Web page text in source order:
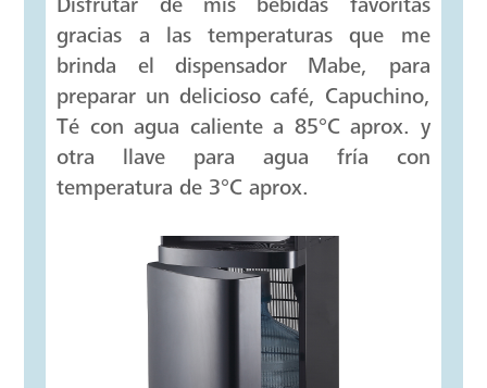
Disfrutar de mis bebidas favoritas
gracias a las temperaturas que me
brinda el dispensador Mabe, para
preparar un delicioso café, Capuchino,
Té con agua caliente a 85°C aprox. y
otra llave para agua fría con
temperatura de 3°C aprox.